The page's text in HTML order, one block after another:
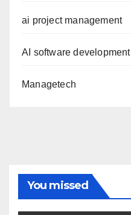
ai project management
AI software development
Managetech
You missed